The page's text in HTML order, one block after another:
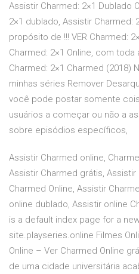
Assistir Charmed: 2×1 Dublado
2×1 dublado, Assistir Charmed:
propósito de !!! VER Charmed:
Charmed: 2×1 Online, com
Charmed: 2×1 Charmed (2018)
minhas séries Remover
você pode postar somente
usuários a começar ou não a
sobre episódios específicos,
Assistir Charmed online,
Assistir Charmed grátis, Assistir
Charmed Online, Assistir
online dublado, Assistir online
is a default index page for a
site.playseries.online Filmes
Online – Ver Charmed Online
de uma cidade universitária